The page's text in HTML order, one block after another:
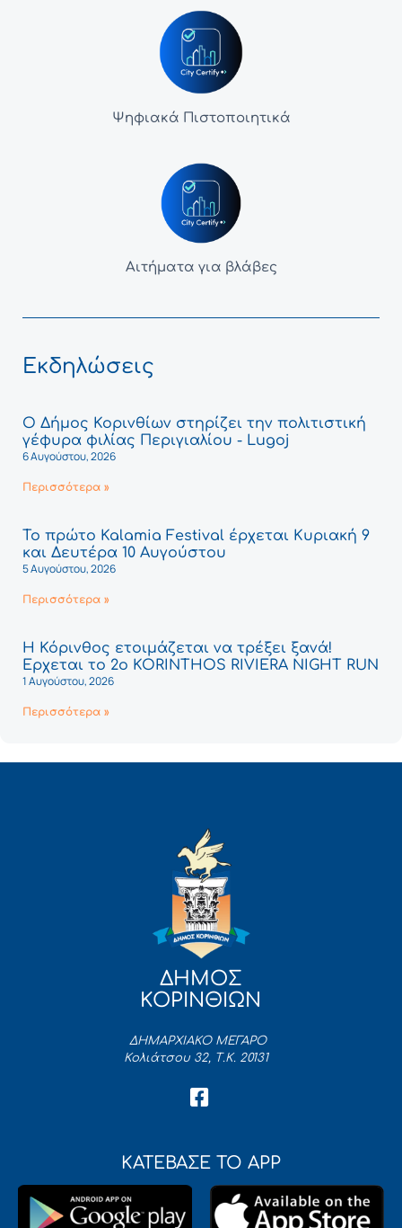
Ψηφιακά Πιστοποιητικά
Αιτήματα για βλάβες
Εκδηλώσεις
Ο Δήμος Κορινθίων στηρίζει την πολιτιστική
γέφυρα φιλίας Περιγιαλίου - Lugoj
6 Αυγούστου, 2026
Περισσότερα »
Το πρώτο Kalamia Festival έρχεται Κυριακή 9
και Δευτέρα 10 Αυγούστου
5 Αυγούστου, 2026
Περισσότερα »
Η Κόρινθος ετοιμάζεται να τρέξει ξανά!
Έρχεται το 2ο KORINTHOS RIVIERA NIGHT RUN
1 Αυγούστου, 2026
Περισσότερα »
ΔΗΜΟΣ
ΚΟΡΙΝΘΙΩΝ
ΔΗΜΑΡΧΙΑΚΟ ΜΕΓΑΡΟ
Κολιάτσου 32, Τ.Κ. 20131
ΚΑΤΕΒΑΣΕ ΤΟ APP